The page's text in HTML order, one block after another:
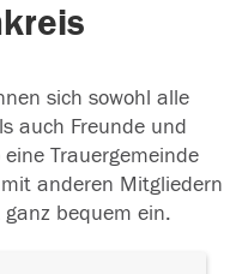
sich sowohl alle
auch Freunde und
Trauergemeinde
anderen Mitgliedern
bequem ein.